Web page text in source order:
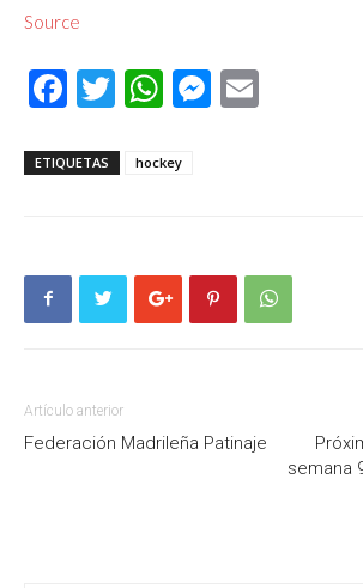
Source
Facebook
Twitter
WhatsApp
ETIQUETAS hockey
Artículo anterior
Federación Madrileña Patinaje
semana